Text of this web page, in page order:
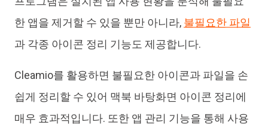
한 앱을 제거할 수 있을 뿐만 아니라, 불필요한 파일
과 각종 아이콘 정리 기능도 제공합니다.
Cleamio를 활용하면 불필요한 아이콘과 파일을 손
쉽게 정리할 수 있어 맥북 바탕화면 아이콘 정리에
매우 효과적입니다. 또한 앱 관리 기능을 통해 사용